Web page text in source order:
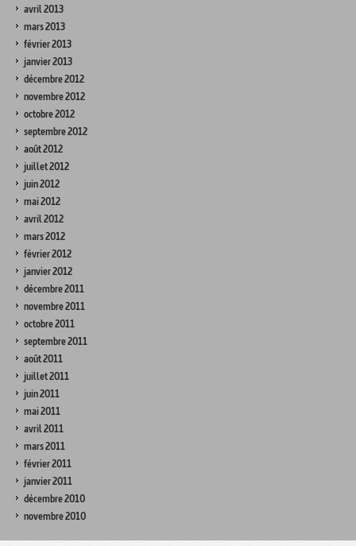
avril 2013
mars 2013
février 2013
janvier 2013
décembre 2012
novembre 2012
octobre 2012
septembre 2012
août 2012
juillet 2012
juin 2012
mai 2012
avril 2012
mars 2012
février 2012
janvier 2012
décembre 2011
novembre 2011
octobre 2011
septembre 2011
août 2011
juillet 2011
juin 2011
mai 2011
avril 2011
mars 2011
février 2011
janvier 2011
décembre 2010
novembre 2010